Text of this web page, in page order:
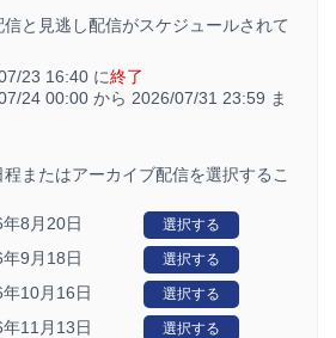
と見逃し配信がスケジュールされて
23 16:40 に終了
24 00:00 から 2026/07/31 23:59 ま
またはアーカイブ配信を選択するこ
8月20日 選択する
9月18日 選択する
10月16日 選択する
11月13日 選択する